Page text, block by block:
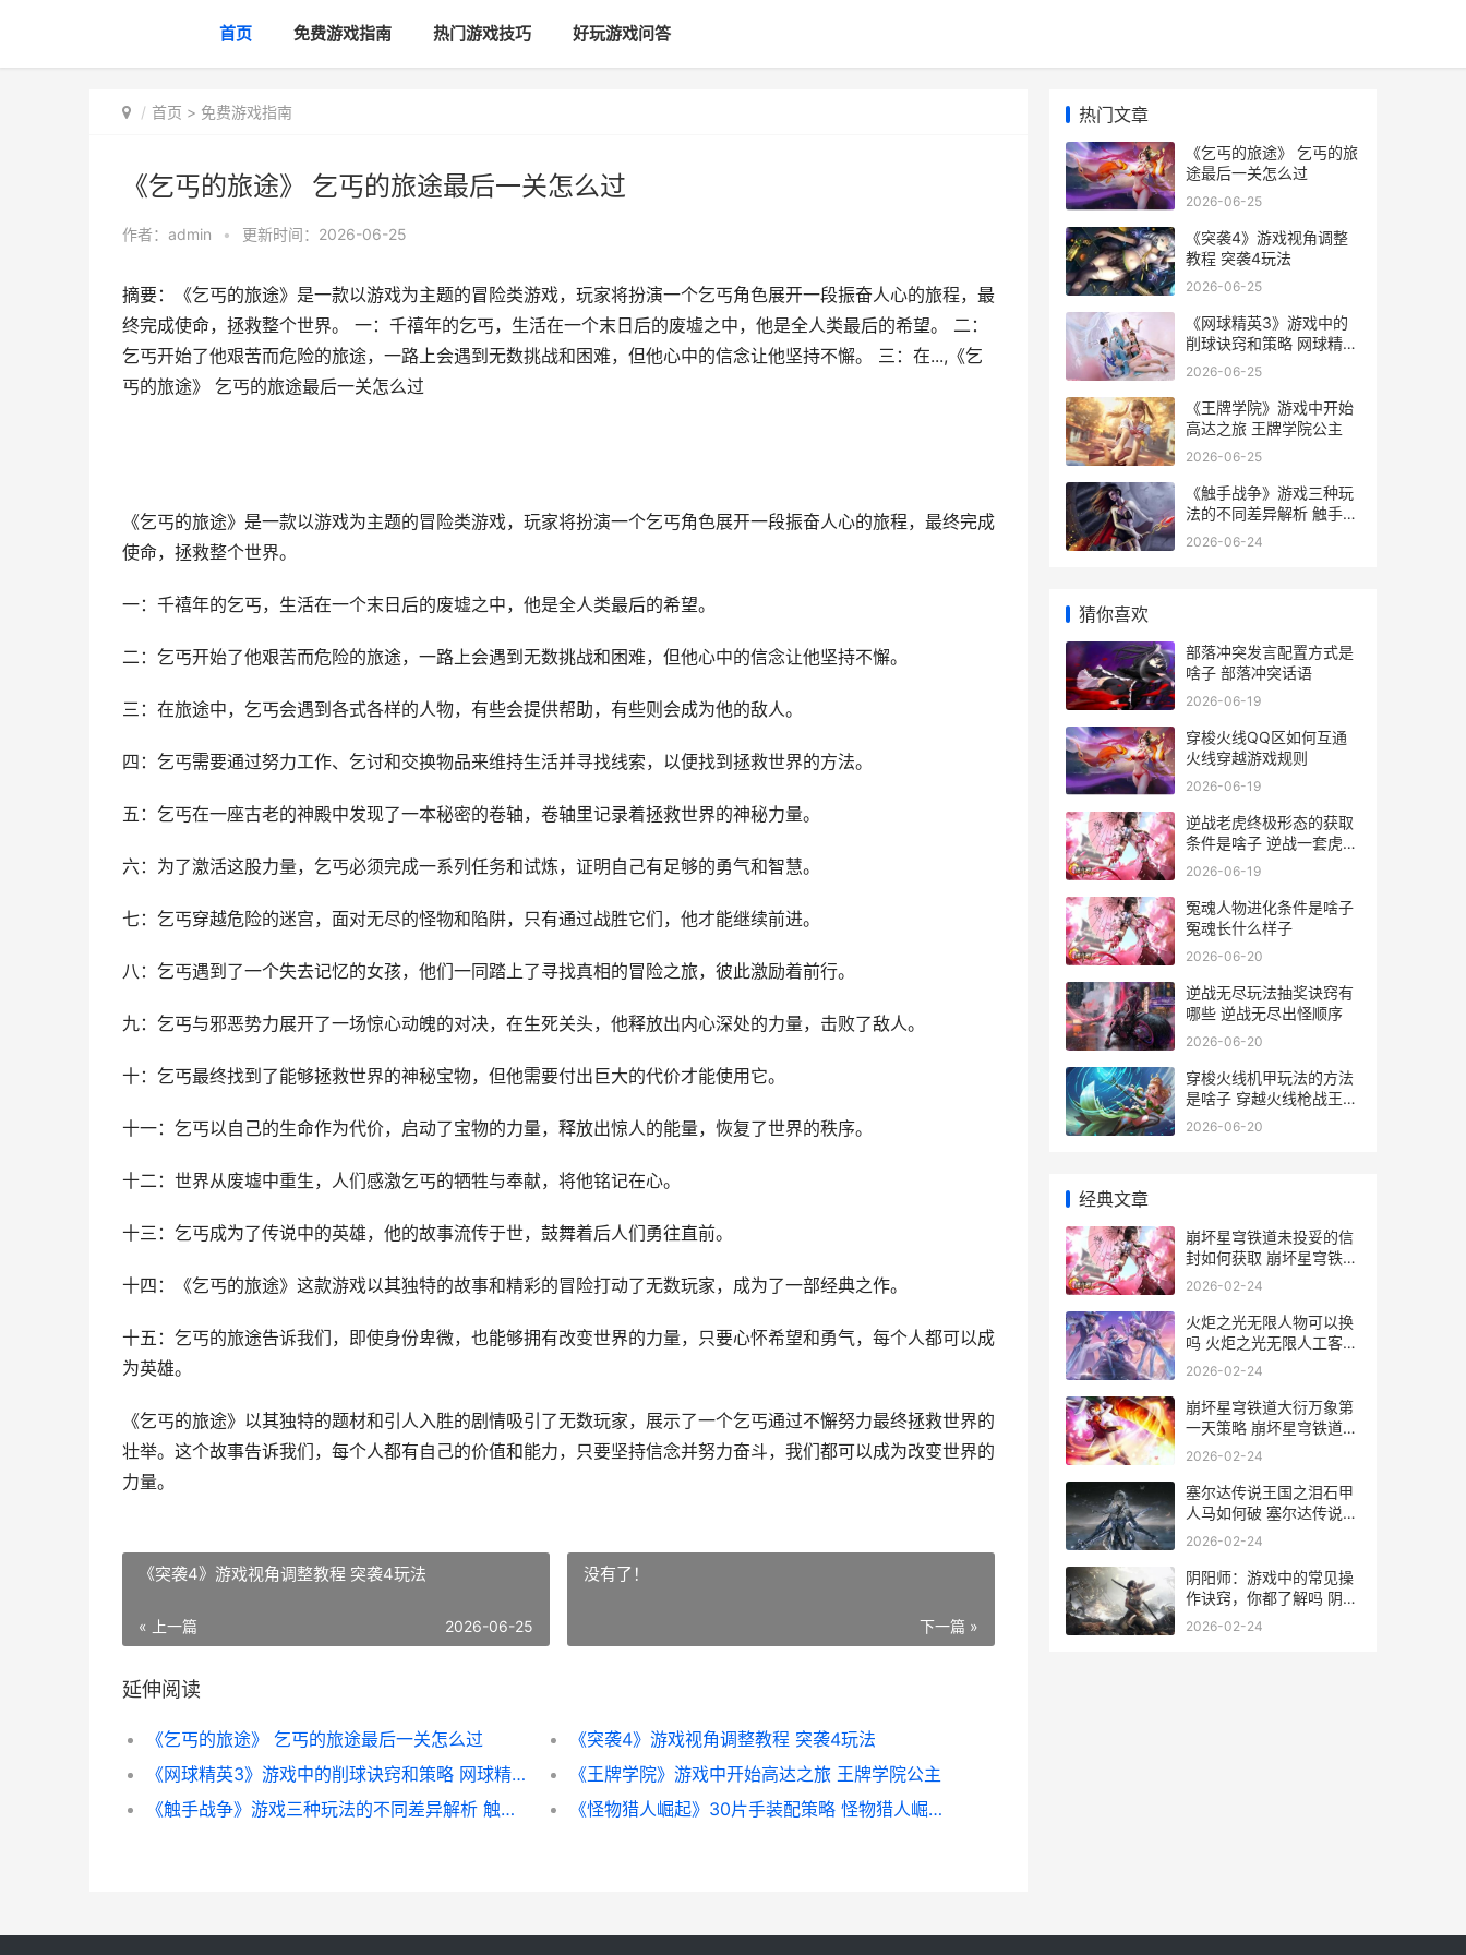
首页 免费游戏指南 热门游戏技巧 好玩游戏问答
首页 > 免费游戏指南
《乞丐的旅途》 乞丐的旅途最后一关怎么过
作者： admin • 更新时间：2026-06-25
摘要：《乞丐的旅途》是一款以游戏为主题的冒险类游戏，玩家将扮演一个乞丐角色展开一段振奋人心的旅程，最
终完成使命，拯救整个世界。 一：千禧年的乞丐，生活在一个末日后的废墟之中，他是全人类最后的希望。 二：
乞丐开始了他艰苦而危险的旅途，一路上会遇到无数挑战和困难，但他心中的信念让他坚持不懈。 三：在...,《乞
丐的旅途》 乞丐的旅途最后一关怎么过
《乞丐的旅途》是一款以游戏为主题的冒险类游戏，玩家将扮演一个乞丐角色展开一段振奋人心的旅程，最终完成
使命，拯救整个世界。
一：千禧年的乞丐，生活在一个末日后的废墟之中，他是全人类最后的希望。
二：乞丐开始了他艰苦而危险的旅途，一路上会遇到无数挑战和困难，但他心中的信念让他坚持不懈。
三：在旅途中，乞丐会遇到各式各样的人物，有些会提供帮助，有些则会成为他的敌人。
四：乞丐需要通过努力工作、乞讨和交换物品来维持生活并寻找线索，以便找到拯救世界的方法。
五：乞丐在一座古老的神殿中发现了一本秘密的卷轴，卷轴里记录着拯救世界的神秘力量。
六：为了激活这股力量，乞丐必须完成一系列任务和试炼，证明自己有足够的勇气和智慧。
七：乞丐穿越危险的迷宫，面对无尽的怪物和陷阱，只有通过战胜它们，他才能继续前进。
八：乞丐遇到了一个失去记忆的女孩，他们一同踏上了寻找真相的冒险之旅，彼此激励着前行。
九：乞丐与邪恶势力展开了一场惊心动魄的对决，在生死关头，他释放出内心深处的力量，击败了敌人。
十：乞丐最终找到了能够拯救世界的神秘宝物，但他需要付出巨大的代价才能使用它。
十一：乞丐以自己的生命作为代价，启动了宝物的力量，释放出惊人的能量，恢复了世界的秩序。
十二：世界从废墟中重生，人们感激乞丐的牺牲与奉献，将他铭记在心。
十三：乞丐成为了传说中的英雄，他的故事流传于世，鼓舞着后人们勇往直前。
十四：《乞丐的旅途》这款游戏以其独特的故事和精彩的冒险打动了无数玩家，成为了一部经典之作。
十五：乞丐的旅途告诉我们，即使身份卑微，也能够拥有改变世界的力量，只要心怀希望和勇气，每个人都可以成
为英雄。
《乞丐的旅途》以其独特的题材和引人入胜的剧情吸引了无数玩家，展示了一个乞丐通过不懈努力最终拯救世界的
壮举。这个故事告诉我们，每个人都有自己的价值和能力，只要坚持信念并努力奋斗，我们都可以成为改变世界的
力量。
《突袭4》游戏视角调整教程 突袭4玩法
« 上一篇 2026-06-25
没有了！
下一篇 »
延伸阅读
《乞丐的旅途》 乞丐的旅途最后一关怎么过
《突袭4》游戏视角调整教程 突袭4玩法
《网球精英3》游戏中的削球诀窍和策略 网球精英3无限金币
《王牌学院》游戏中开始高达之旅 王牌学院公主
《触手战争》游戏三种玩法的不同差异解析 触手战略简
《怪物猎人崛起》30片手装配策略 怪物猎人崛起柔软的厚皮如何获得
热门文章
《乞丐的旅途》 乞丐的旅
途最后一关怎么过
2026-06-25
《突袭4》游戏视角调整
教程 突袭4玩法
2026-06-25
《网球精英3》游戏中的
削球诀窍和策略 网球精英
3无限金币
2026-06-25
《王牌学院》游戏中开始
高达之旅 王牌学院公主
2026-06-25
《触手战争》游戏三种玩
法的不同差异解析 触手战
略简
2026-06-24
猜你喜欢
部落冲突发言配置方式是
啥子 部落冲突话语
2026-06-19
穿梭火线QQ区如何互通
火线穿越游戏规则
2026-06-19
逆战老虎终极形态的获取
条件是啥子 逆战一套虎王
多少钱
2026-06-19
冤魂人物进化条件是啥子
冤魂长什么样子
2026-06-20
逆战无尽玩法抽奖诀窍有
哪些 逆战无尽出怪顺序
2026-06-20
穿梭火线机甲玩法的方法
是啥子 穿越火线枪战王者
机甲
2026-06-20
经典文章
崩坏星穹铁道未投妥的信
封如何获取 崩坏星穹铁道
未成年退款
2026-02-24
火炬之光无限人物可以换
吗 火炬之光无限人工客服
电话
2026-02-24
崩坏星穹铁道大衍万象第
一天策略 崩坏星穹铁道大
保底多少抽
2026-02-24
塞尔达传说王国之泪石甲
人马如何破 塞尔达传说王
国之泪最强武器
2026-02-24
阴阳师：游戏中的常见操
作诀窍，你都了解吗 阴阳
师游戏中订阅内容怎么取
2026-02-24